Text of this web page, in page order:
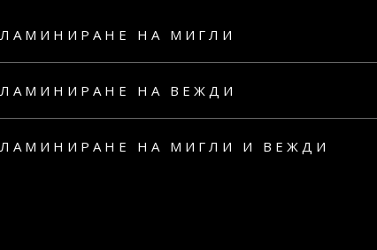
ЛАМИНИРАНЕ НА МИГЛИ
ЛАМИНИРАНЕ НА ВЕЖДИ
ЛАМИНИРАНЕ НА МИГЛИ И ВЕЖДИ